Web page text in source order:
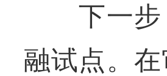
下一步，
融试点。